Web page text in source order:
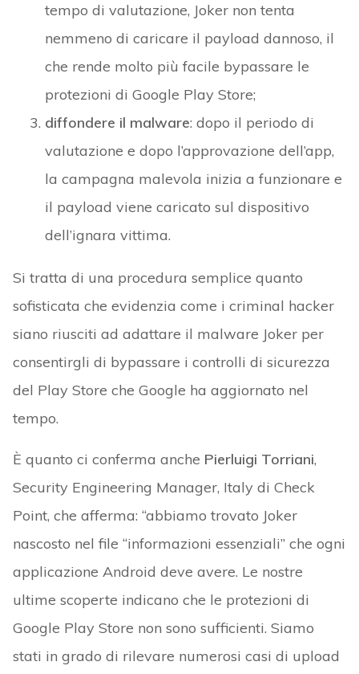
tempo di valutazione, Joker non tenta
nemmeno di caricare il payload dannoso, il
che rende molto più facile bypassare le
protezioni di Google Play Store;
diffondere il malware: dopo il periodo di
valutazione e dopo l’approvazione dell’app,
la campagna malevola inizia a funzionare e
il payload viene caricato sul dispositivo
dell’ignara vittima.
Si tratta di una procedura semplice quanto
sofisticata che evidenzia come i criminal hacker
siano riusciti ad adattare il malware Joker per
consentirgli di bypassare i controlli di sicurezza
del Play Store che Google ha aggiornato nel
tempo.
È quanto ci conferma anche Pierluigi Torriani,
Security Engineering Manager, Italy di Check
Point, che afferma: “abbiamo trovato Joker
nascosto nel file “informazioni essenziali” che ogni
applicazione Android deve avere. Le nostre
ultime scoperte indicano che le protezioni di
Google Play Store non sono sufficienti. Siamo
stati in grado di rilevare numerosi casi di upload